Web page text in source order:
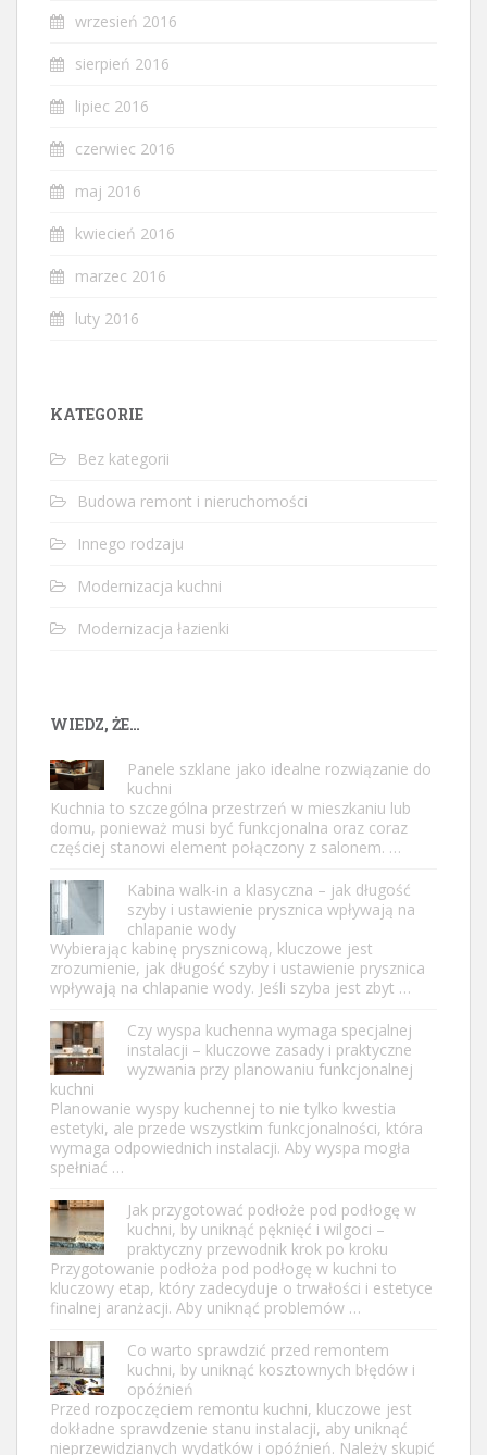
wrzesień 2016
sierpień 2016
lipiec 2016
czerwiec 2016
maj 2016
kwiecień 2016
marzec 2016
luty 2016
KATEGORIE
Bez kategorii
Budowa remont i nieruchomości
Innego rodzaju
Modernizacja kuchni
Modernizacja łazienki
WIEDZ, ŻE…
Panele szklane jako idealne rozwiązanie do
kuchni
Kuchnia to szczególna przestrzeń w mieszkaniu lub
domu, ponieważ musi być funkcjonalna oraz coraz
częściej stanowi element połączony z salonem. …
Kabina walk-in a klasyczna – jak długość
szyby i ustawienie prysznica wpływają na
chlapanie wody
Wybierając kabinę prysznicową, kluczowe jest
zrozumienie, jak długość szyby i ustawienie prysznica
wpływają na chlapanie wody. Jeśli szyba jest zbyt …
Czy wyspa kuchenna wymaga specjalnej
instalacji – kluczowe zasady i praktyczne
wyzwania przy planowaniu funkcjonalnej
kuchni
Planowanie wyspy kuchennej to nie tylko kwestia
estetyki, ale przede wszystkim funkcjonalności, która
wymaga odpowiednich instalacji. Aby wyspa mogła
spełniać …
Jak przygotować podłoże pod podłogę w
kuchni, by uniknąć pęknięć i wilgoci –
praktyczny przewodnik krok po kroku
Przygotowanie podłoża pod podłogę w kuchni to
kluczowy etap, który zadecyduje o trwałości i estetyce
finalnej aranżacji. Aby uniknąć problemów …
Co warto sprawdzić przed remontem
kuchni, by uniknąć kosztownych błędów i
opóźnień
Przed rozpoczęciem remontu kuchni, kluczowe jest
dokładne sprawdzenie stanu instalacji, aby uniknąć
nieprzewidzianych wydatków i opóźnień. Należy skupić